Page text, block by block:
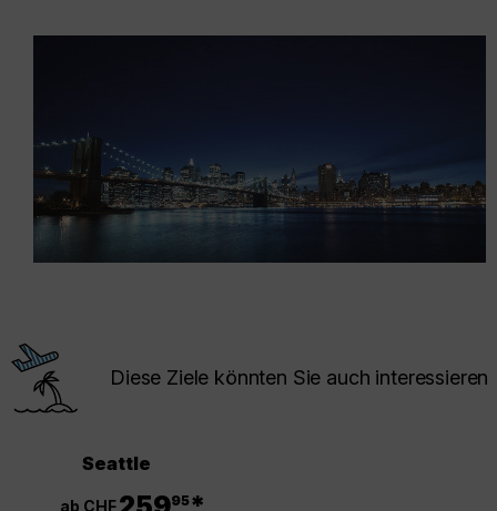
Diese Ziele könnten Sie auch interessieren
Seattle
ab CHF 95